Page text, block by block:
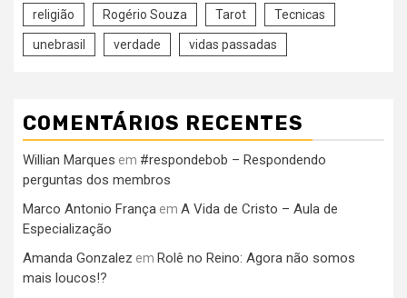
religião Rogério Souza Tarot Tecnicas
unebrasil verdade vidas passadas
COMENTÁRIOS RECENTES
Willian Marques em #respondebob – Respondendo
perguntas dos membros
Marco Antonio França em A Vida de Cristo – Aula de
Especialização
Amanda Gonzalez em Rolê no Reino: Agora não somos
mais loucos!?